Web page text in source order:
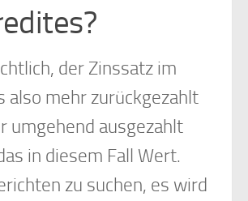
der Zinssatz im
also mehr zurückgezahlt
umgehend ausgezahlt
in diesem Fall Wert.
zu suchen, es wird